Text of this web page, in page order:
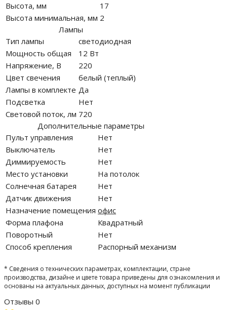
Высота, мм
17
Высота минимальная, мм 2
Лампы
Тип лампы
светодиодная
Мощность общая
12 Вт
Напряжение, В
220
Цвет свечения
белый (теплый)
Лампы в комплекте Да
Подсветка
Нет
Световой поток, лм 720
Дополнительные параметры
Пульт управления
Нет
Выключатель
Нет
Диммируемость
Нет
Место установки
На потолок
Солнечная батарея
Нет
Датчик движения
Нет
Назначение помещения офис
Форма плафона
Квадратный
Поворотный
Нет
Способ крепления
Распорный механизм
* Сведения о технических параметрах, комплектации, стране
производства, дизайне и цвете товара приведены для ознакомления и
основаны на актуальных данных, доступных на момент публикации
Отзывы 0